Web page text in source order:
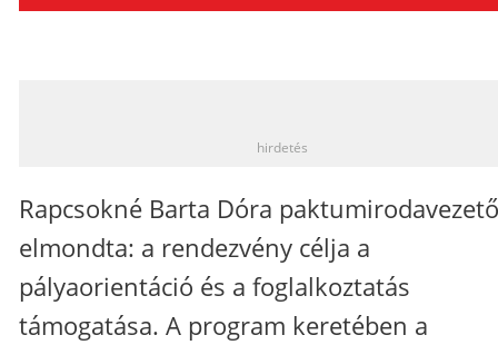
hirdetés
Rapcsokné Barta Dóra paktumirodavezető
elmondta: a rendezvény célja a
pályaorientáció és a foglalkoztatás
támogatása. A program keretében a